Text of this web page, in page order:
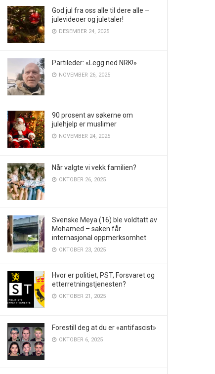
God jul fra oss alle til dere alle –
julevideoer og juletaler!
DESEMBER 24, 2025
Partileder: «Legg ned NRK!»
NOVEMBER 26, 2025
90 prosent av søkerne om
julehjelp er muslimer
NOVEMBER 24, 2025
Når valgte vi vekk familien?
OKTOBER 26, 2025
Svenske Meya (16) ble voldtatt av
Mohamed – saken får
internasjonal oppmerksomhet
OKTOBER 23, 2025
Hvor er politiet, PST, Forsvaret og
etterretningstjenesten?
OKTOBER 21, 2025
Forestill deg at du er «antifascist»
OKTOBER 6, 2025